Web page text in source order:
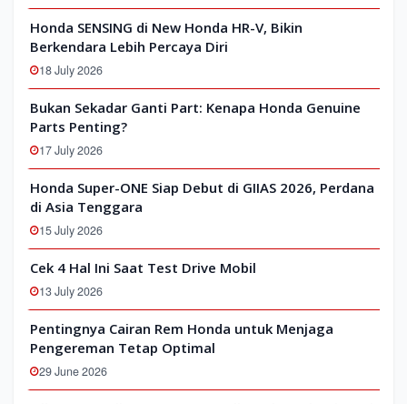
Honda SENSING di New Honda HR-V, Bikin
Berkendara Lebih Percaya Diri
18 July 2026
Bukan Sekadar Ganti Part: Kenapa Honda Genuine
Parts Penting?
17 July 2026
Honda Super-ONE Siap Debut di GIIAS 2026, Perdana
di Asia Tenggara
15 July 2026
Cek 4 Hal Ini Saat Test Drive Mobil
13 July 2026
Pentingnya Cairan Rem Honda untuk Menjaga
Pengereman Tetap Optimal
29 June 2026